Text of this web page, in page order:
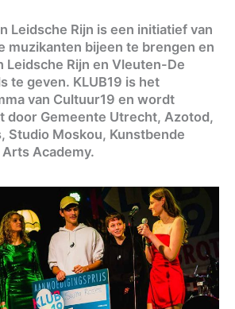
Leidsche Rijn is een initiatief van
muzikanten bijeen te brengen en
Leidsche Rijn en Vleuten-De
te geven. KLUB19 is het
van Cultuur19 en wordt
door Gemeente Utrecht, Azotod,
Studio Moskou, Kunstbende
Academy.